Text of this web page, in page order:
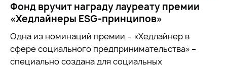
Фонд вручит награду лауреату премии
«Хедлайнеры ESG-принципов»
Одна из номинаций премии – «Хедлайнер в
сфере социального предпринимательства» –
специально создана для социальных